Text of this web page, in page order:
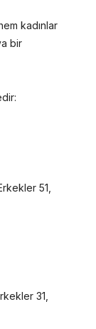
kadınlar
bir
51,
31,